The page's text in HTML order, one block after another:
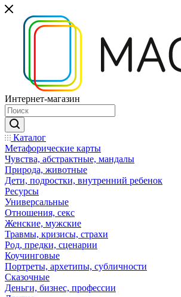
Интернет-магазин
Каталог
Mетафорические карты
Чувства, абстрактные, мандалы
Природа, животные
Дети, подростки, внутренний ребенок
Ресурсы
Универсальные
Отношения, секс
Женские, мужские
Травмы, кризисы, страхи
Род, предки, сценарии
Коучинговые
Портреты, архетипы, субличности
Сказочные
Деньги, бизнес, профессии